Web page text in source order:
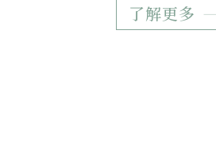
了解更多